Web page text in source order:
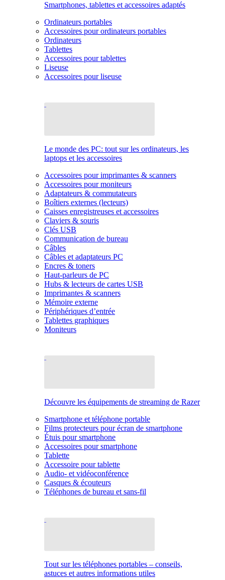
Smartphones, tablettes et accessoires adaptés
Ordinateurs portables
Accessoires pour ordinateurs portables
Ordinateurs
Tablettes
Accessoires pour tablettes
Liseuse
Accessoires pour liseuse
Le monde des PC: tout sur les ordinateurs, les
laptops et les accessoires
Accessoires pour imprimantes & scanners
Accessoires pour moniteurs
Adaptateurs & commutateurs
Boîtiers externes (lecteurs)
Caisses enregistreuses et accessoires
Claviers & souris
Clés USB
Communication de bureau
Câbles
Câbles et adaptateurs PC
Encres & toners
Haut-parleurs de PC
Hubs & lecteurs de cartes USB
Imprimantes & scanners
Mémoire externe
Périphériques d’entrée
Tablettes graphiques
Moniteurs
Découvre les équipements de streaming de Razer
Smartphone et téléphone portable
Films protecteurs pour écran de smartphone
Étuis pour smartphone
Accessoires pour smartphone
Tablette
Accessoire pour tablette
Audio- et vidéoconférence
Casques & écouteurs
Téléphones de bureau et sans-fil
Tout sur les téléphones portables – conseils,
astuces et autres informations utiles